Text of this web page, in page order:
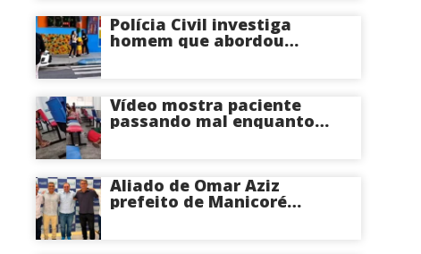
Polícia Civil investiga
homem que abordou
Vídeo mostra paciente
passando mal enquanto
Aliado de Omar Aziz
prefeito de Manicoré